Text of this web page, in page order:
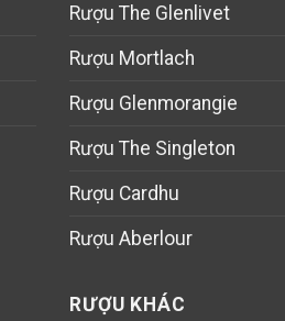
Rượu The Glenlivet
Rượu Mortlach
Rượu Glenmorangie
Rượu The Singleton
Rượu Cardhu
Rượu Aberlour
RƯỢU KHÁC